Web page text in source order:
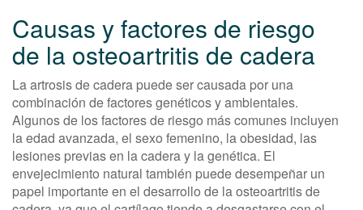
Causas y factores de riesgo
de la osteoartritis de cadera
La artrosis de cadera puede ser causada por una
combinación de factores genéticos y ambientales.
Algunos de los factores de riesgo más comunes incluyen
la edad avanzada, el sexo femenino, la obesidad, las
lesiones previas en la cadera y la genética. El
envejecimiento natural también puede desempeñar un
papel importante en el desarrollo de la osteoartritis de